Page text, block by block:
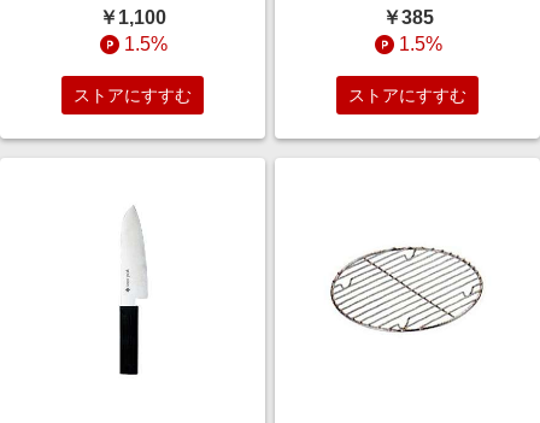
￥1,100
1.5%
ストアにすすむ
￥385
1.5%
ストアにすすむ